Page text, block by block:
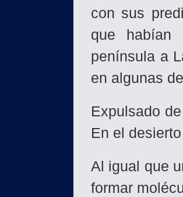
con sus
que
península a
en algunas
Expulsado
En el
Al igual que
formar